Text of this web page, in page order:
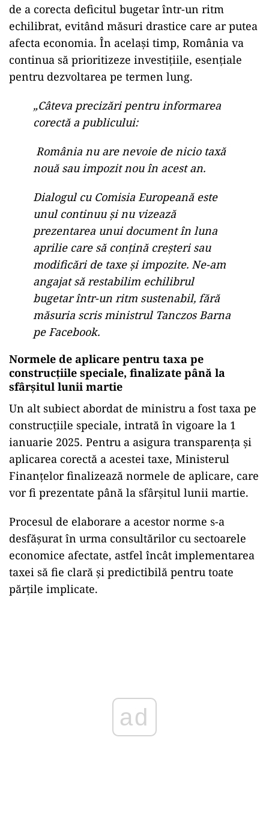
de a corecta deficitul bugetar într-un ritm
echilibrat, evitând măsuri drastice care ar putea
afecta economia. În același timp, România va
continua să prioritizeze investițiile, esențiale
pentru dezvoltarea pe termen lung.
„Câteva precizări pentru informarea
corectă a publicului:
România nu are nevoie de nicio taxă
nouă sau impozit nou în acest an.
Dialogul cu Comisia Europeană este
unul continuu și nu vizează
prezentarea unui document în luna
aprilie care să conțină creșteri sau
modificări de taxe și impozite. Ne-am
angajat să restabilim echilibrul
bugetar într-un ritm sustenabil, fără
măsuria scris ministrul Tanczos Barna
pe Facebook.
Normele de aplicare pentru taxa pe
construcțiile speciale, finalizate până la
sfârșitul lunii martie
Un alt subiect abordat de ministru a fost taxa pe
construcțiile speciale, intrată în vigoare la 1
ianuarie 2025. Pentru a asigura transparența și
aplicarea corectă a acestei taxe, Ministerul
Finanțelor finalizează normele de aplicare, care
vor fi prezentate până la sfârșitul lunii martie.
Procesul de elaborare a acestor norme s-a
desfășurat în urma consultărilor cu sectoarele
economice afectate, astfel încât implementarea
taxei să fie clară și predictibilă pentru toate
părțile implicate.
ad